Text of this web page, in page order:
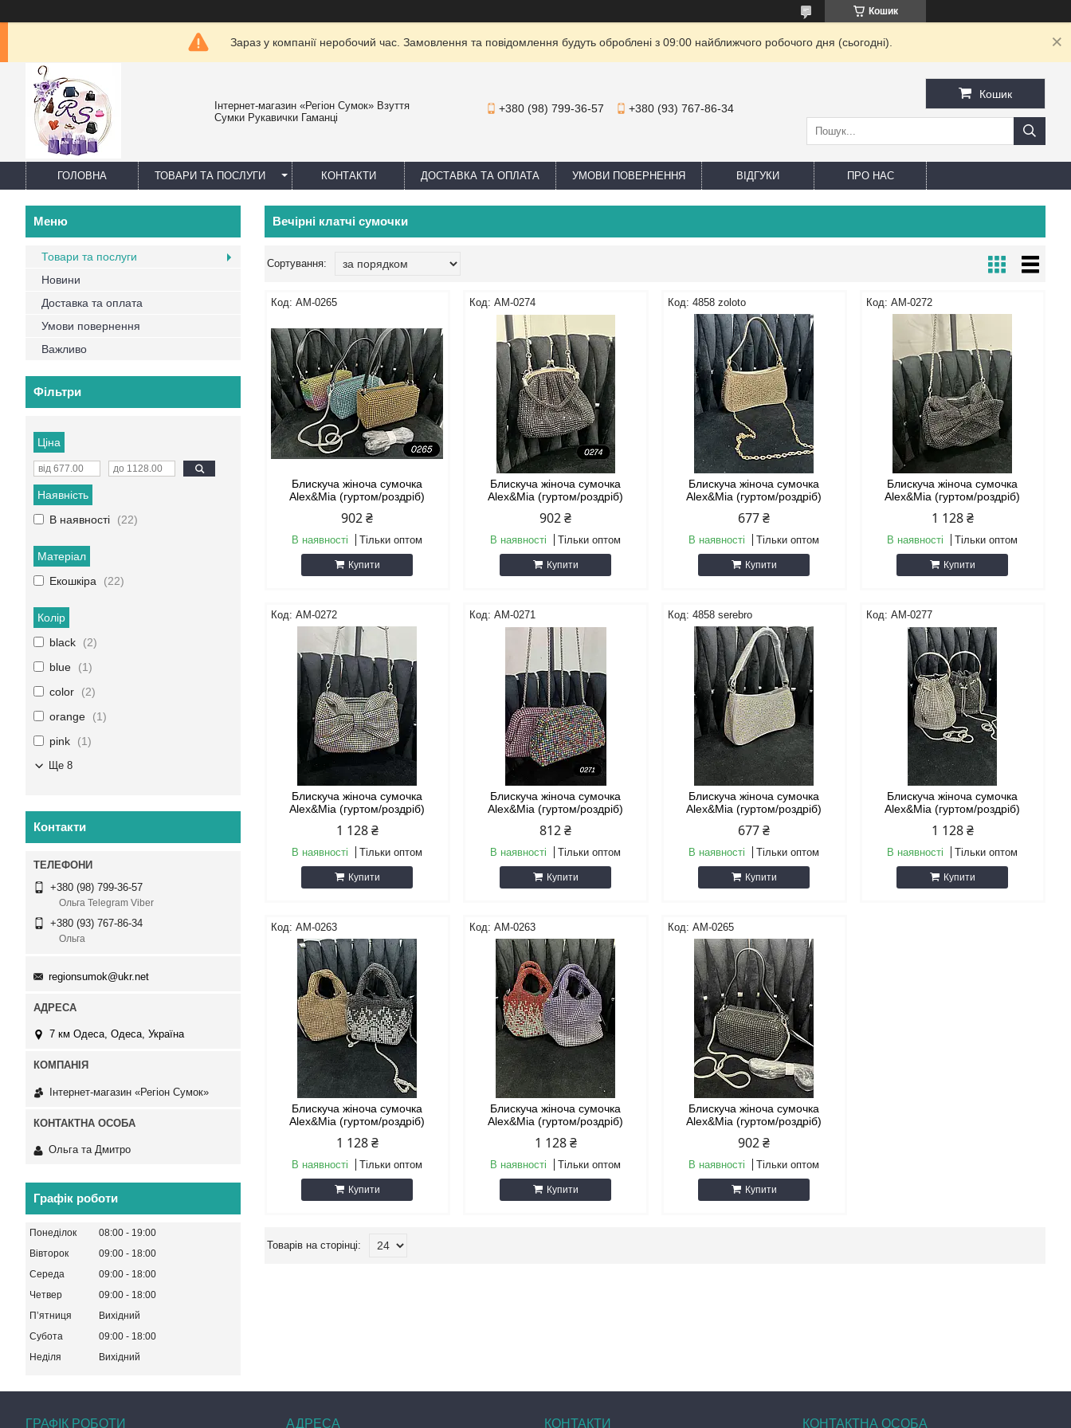
Кошик
Зараз у компанії неробочий час. Замовлення та повідомлення будуть оброблені з 09:00 найближчого робочого дня (сьогодні).
Інтернет-магазин «Регіон Сумок» Взуття
Сумки Рукавички Гаманці
+380 (98) 799-36-57 +380 (93) 767-86-34
Кошик
ГОЛОВНА ТОВАРИ ТА ПОСЛУГИ КОНТАКТИ ДОСТАВКА ТА ОПЛАТА УМОВИ ПОВЕРНЕННЯ ВІДГУКИ ПРО НАС
Вечірні клатчі сумочки
AM-0265
Блискуча жіноча сумочка
Alex&Mia (гуртом/роздріб)
902 ₴
В наявності Тільки оптом
Купити
AM-0274
Блискуча жіноча сумочка
Alex&Mia (гуртом/роздріб)
902 ₴
В наявності Тільки оптом
Купити
4858 zoloto
Блискуча жіноча сумочка
Alex&Mia (гуртом/роздріб)
677 ₴
В наявності Тільки оптом
Купити
AM-0272
Блискуча жіноча сумочка
Alex&Mia (гуртом/роздріб)
1 128 ₴
В наявності Тільки оптом
Купити
AM-0272
Блискуча жіноча сумочка
Alex&Mia (гуртом/роздріб)
1 128 ₴
В наявності Тільки оптом
Купити
AM-0271
Блискуча жіноча сумочка
Alex&Mia (гуртом/роздріб)
812 ₴
В наявності Тільки оптом
Купити
4858 serebro
Блискуча жіноча сумочка
Alex&Mia (гуртом/роздріб)
677 ₴
В наявності Тільки оптом
Купити
AM-0277
Блискуча жіноча сумочка
Alex&Mia (гуртом/роздріб)
1 128 ₴
В наявності Тільки оптом
Купити
AM-0263
Блискуча жіноча сумочка
Alex&Mia (гуртом/роздріб)
1 128 ₴
В наявності Тільки оптом
Купити
AM-0263
Блискуча жіноча сумочка
Alex&Mia (гуртом/роздріб)
1 128 ₴
В наявності Тільки оптом
Купити
AM-0265
Блискуча жіноча сумочка
Alex&Mia (гуртом/роздріб)
902 ₴
В наявності Тільки оптом
Купити
Товари та послуги
Новини
Доставка та оплата
Умови повернення
Важливо
Фільтри
Ціна
Наявність
В наявності
22
Матеріал
Екошкіра
22
Колір
black
2
blue
1
color
2
orange
1
pink
1
Ще 8
Контакти
+380 (98) 799-36-57
Ольга Telegram Viber
+380 (93) 767-86-34
Ольга
regionsumok@ukr.net
7 км Одеса, Одеса, Україна
Інтернет-магазин «Регіон Сумок»
Ольга та Дмитро
Графік роботи
Понеділок 08:00
19:00
Вівторок
09:00
18:00
Середа
09:00
18:00
Четвер
09:00
18:00
Пʼятниця
Вихідний
Субота
09:00
18:00
Неділя
Вихідний
ГРАФІК РОБОТИ